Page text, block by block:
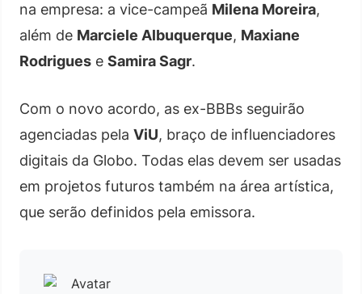
na empresa: a vice-campeã Milena Moreira,
além de Marciele Albuquerque, Maxiane
Rodrigues e Samira Sagr.
Com o novo acordo, as ex-BBBs seguirão
agenciadas pela ViU, braço de influenciadores
digitais da Globo. Todas elas devem ser usadas
em projetos futuros também na área artística,
que serão definidos pela emissora.